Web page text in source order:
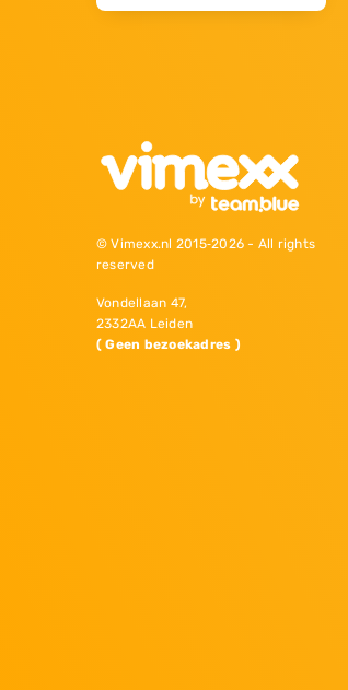
© Vimexx.nl 2015‐2026 - All rights
reserved
Vondellaan 47,
2332AA Leiden
( Geen bezoekadres )